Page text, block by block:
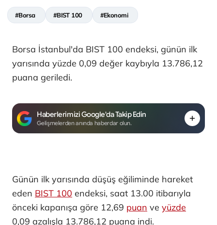
#Borsa #BIST 100 #Ekonomi
Borsa İstanbul'da BIST 100 endeksi, günün ilk
yarısında yüzde 0,09 değer kaybıyla 13.786,12
puana geriledi.
Haberlerimizi Google'da Takip Edin
Gelişmelerden anında haberdar olun.
Günün ilk yarısında düşüş eğiliminde hareket
eden BIST 100 endeksi, saat 13.00 itibarıyla
önceki kapanışa göre 12,69 puan ve yüzde
0,09 azalışla 13.786,12 puana indi.